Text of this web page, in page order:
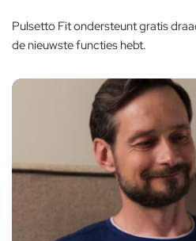
Pulsetto Fit ondersteunt gratis
de nieuwste functies hebt.